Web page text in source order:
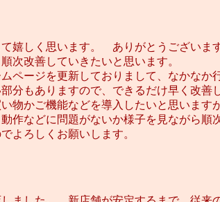
嬉しく思います。 ありがとうございます
次改善していきたいと思います。
ページを更新しておりまして、なかなか
分もありますので、できるだけ早く改善
い物かご機能などを導入したいと思います
作などに問題がないか様子を見ながら順
よろしくお願いします。